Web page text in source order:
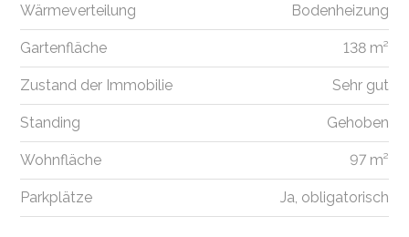
Wärmeverteilung Bodenheizung
Gartenfläche 138 m²
Zustand der Immobilie Sehr gut
Standing Gehoben
Wohnfläche 97 m²
Parkplätze Ja, obligatorisch